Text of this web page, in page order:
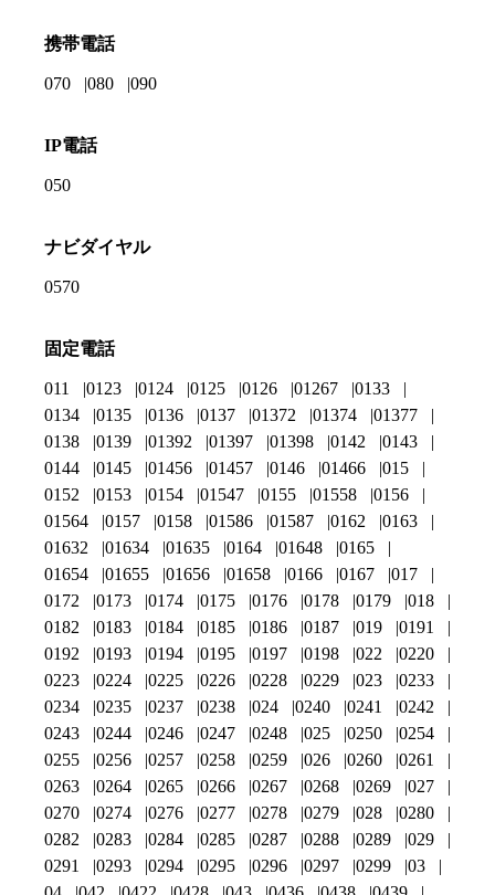
携帯電話
070 080 090
IP電話
050
ナビダイヤル
0570
固定電話
011 0123 0124 0125 0126 01267
0133
0134
0135 0136 0137 01372 01374
01377
0138
0139 01392 01397 01398 0142
0143
0144
0145 01456 01457 0146 01466
015
0152
0153 0154 01547 0155 01558
0156
01564
0157 0158 01586 01587 0162
0163
01632
01634 01635 0164 01648
0165
01654
01655 01656 01658 0166 0167
017
0172
0173 0174 0175 0176 0178 0179
018
0182
0183 0184 0185 0186 0187 019
0191
0192
0193 0194 0195 0197 0198 022
0220
0223
0224 0225 0226 0228 0229 023
0233
0234
0235 0237 0238 024 0240 0241
0242
0243
0244 0246 0247 0248 025 0250
0254
0255
0256 0257 0258 0259 026 0260
0261
0263
0264 0265 0266 0267 0268 0269
027
0270
0274 0276 0277 0278 0279 028
0280
0282
0283 0284 0285 0287 0288 0289
029
0291
0293 0294 0295 0296 0297 0299
03